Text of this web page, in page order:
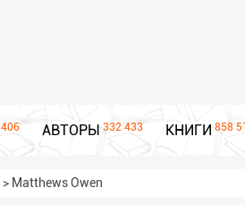
406 АВТОРЫ 332 433 КНИГИ 858
> Matthews Owen